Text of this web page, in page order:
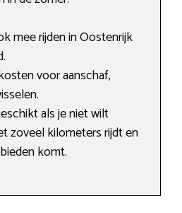
mee rijden in Oostenrijk
voor aanschaf,
als je niet wilt
zoveel kilometers rijdt en
komt.